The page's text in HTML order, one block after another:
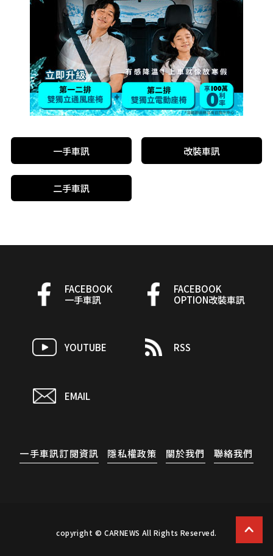
一手車訊 改裝車訊
二手車訊
FACEBOOK
一手車訊
FACEBOOK
OPTION改裝車訊
YOUTUBE RSS
EMAIL
一手車訊訂閱資訊 隱私權政策 關於我們 聯絡我們
copyright © CARNEWS All Rights Reserved.